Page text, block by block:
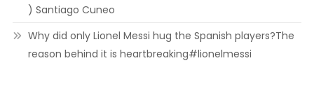
) Santiago Cuneo
Why did only Lionel Messi hug the Spanish players?The
reason behind it is heartbreaking#lionelmessi